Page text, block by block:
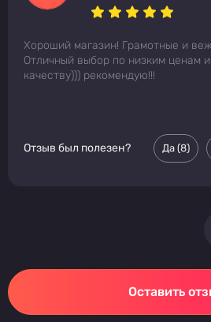
Хороший магазин! Грамотные и
Отличный выбор по низким ценам
качеству))) рекомендую!!!
Отзыв был полезен? Да (8)
Оставить